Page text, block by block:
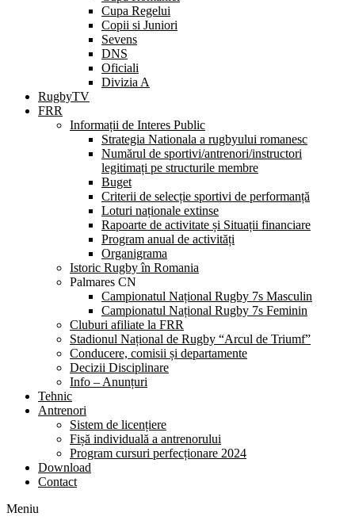
Cupa Regelui
Copii si Juniori
Sevens
DNS
Oficiali
Divizia A
RugbyTV
FRR
Informații de Interes Public
Strategia Nationala a rugbyului romanesc
Numărul de sportivi/antrenori/instructori
legitimați pe structurile membre
Buget
Criterii de selecție sportivi de performanță
Loturi naționale extinse
Rapoarte de activitate și Situații financiare
Program anual de activități
Organigrama
Istoric Rugby în Romania
Palmares CN
Campionatul Național Rugby 7s Masculin
Campionatul Național Rugby 7s Feminin
Cluburi afiliate la FRR
Stadionul Național de Rugby “Arcul de Triumf”
Conducere, comisii și departamente
Decizii Disciplinare
Info – Anunțuri
Tehnic
Antrenori
Sistem de licențiere
Fișă individuală a antrenorului
Program cursuri perfecționare 2024
Download
Contact
Meniu